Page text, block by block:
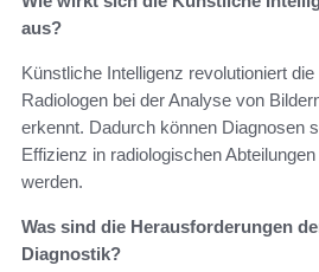
aus?
Künstliche Intelligenz revolutioniert
Radiologen bei der Analyse von
erkennt. Dadurch können Diagnosen
Effizienz in radiologischen
werden.
Was sind die Herausforderungen
Diagnostik?